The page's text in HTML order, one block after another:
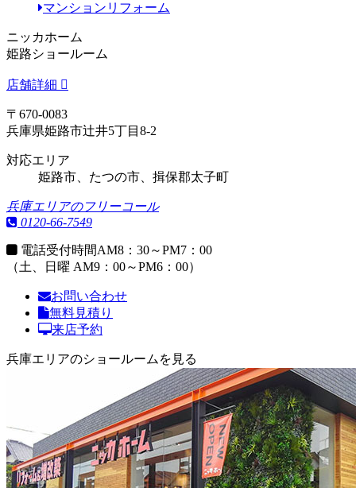
マンションリフォーム
ニッカホーム
姫路ショールーム
店舗詳細
〒670-0083
兵庫県姫路市辻井5丁目8-2
対応エリア
姫路市、たつの市、揖保郡太子町
兵庫エリアのフリーコール
0120-66-7549
電話受付時間AM8：30～PM7：00
（土、日曜 AM9：00～PM6：00）
お問い合わせ
無料見積り
来店予約
兵庫エリアのショールームを見る